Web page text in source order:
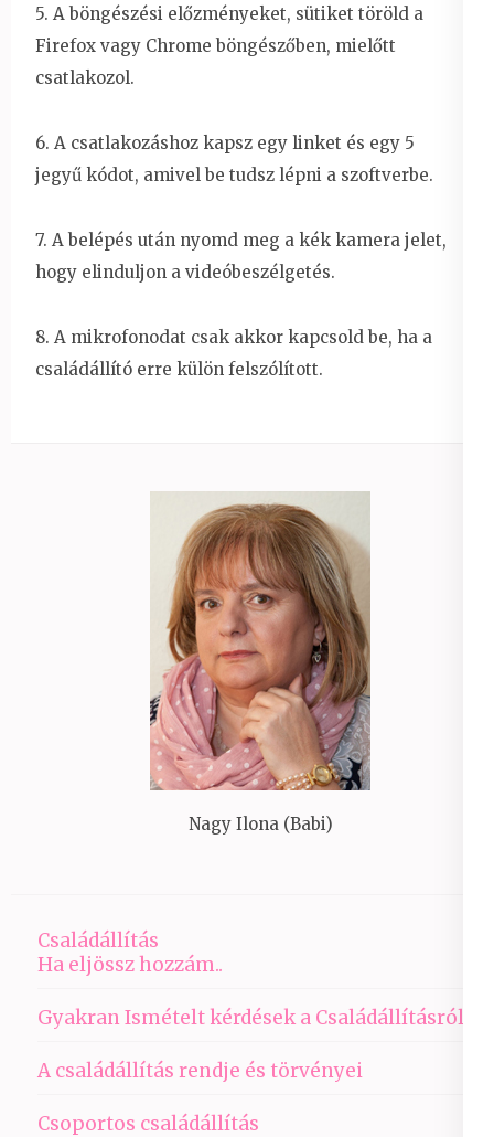
5. A böngészési előzményeket, sütiket töröld a
Firefox vagy Chrome böngészőben, mielőtt
csatlakozol.
6. A csatlakozáshoz kapsz egy linket és egy 5
jegyű kódot, amivel be tudsz lépni a szoftverbe.
7. A belépés után nyomd meg a kék kamera jelet,
hogy elinduljon a videóbeszélgetés.
8. A mikrofonodat csak akkor kapcsold be, ha a
családállító erre külön felszólított.
Nagy Ilona (Babi)
Családállítás
Ha eljössz hozzám..
Gyakran Ismételt kérdések a Családállításról
A családállítás rendje és törvényei
Csoportos családállítás